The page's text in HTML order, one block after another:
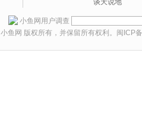
谈天说地
小鱼网用户调查
小鱼网 版权所有，并保留所有权利。 闽ICP